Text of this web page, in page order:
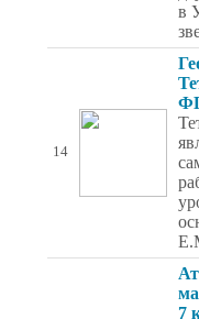
в
14
7